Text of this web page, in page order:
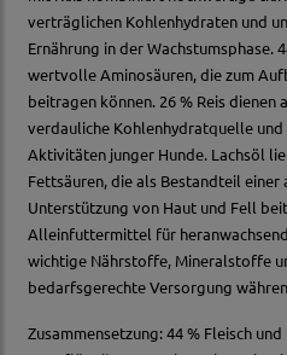
verträglichen Kohlenhydraten und
Ernährung in der Wachstumsphase.
wertvolle Aminosäuren, die zum
beitragen können. 26 % Reis
verdauliche Kohlenhydratquelle
Aktivitäten junger Hunde. Lachsöl
Fettsäuren, die als Bestandteil einer
Unterstützung von Haut und Fell
Alleinfuttermittel für
wichtige Nährstoffe, Mineralstoffe
bedarfsgerechte Versorgung
Zusammensetzung: 44 % Fleisch